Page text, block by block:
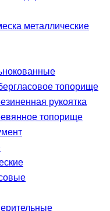
металлические
топорище
рукоятка
топорище